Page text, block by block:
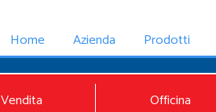
Home Azienda Prodotti
Vendita Officina